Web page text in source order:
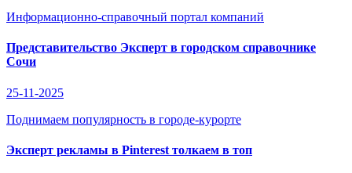
Информационно-справочный портал компаний
Представительство Эксперт в городском справочнике
Сочи
25-11-2025
Поднимаем популярность в городе-курорте
Эксперт рекламы в Pinterest толкаем в топ